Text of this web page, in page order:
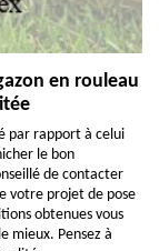
en rouleau
par rapport à celui
le bon
de contacter
votre projet de pose
obtenues vous
mieux. Pensez à